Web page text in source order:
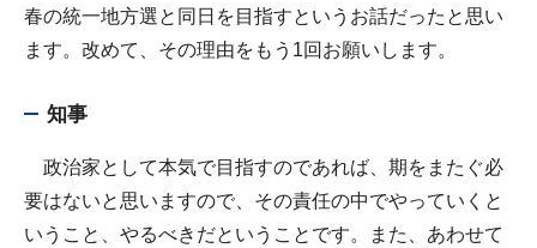
春の統一地方選と同日を目指すというお話だったと思い
ます。改めて、その理由をもう1回お願いします。
知事
政治家として本気で目指すのであれば、期をまたぐ必
要はないと思いますので、その責任の中でやっていくと
いうこと、やるべきだということです。また、あわせて